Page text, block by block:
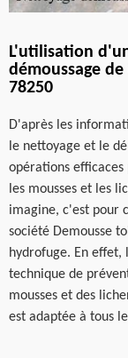
L'utilisation
démoussage
78250
D'après les
le nettoyage et le
opérations
les mousses et les
imagine, c'est pour
société Demousse
hydrofuge. En effet,
technique de
mousses et des
est adaptée à tous